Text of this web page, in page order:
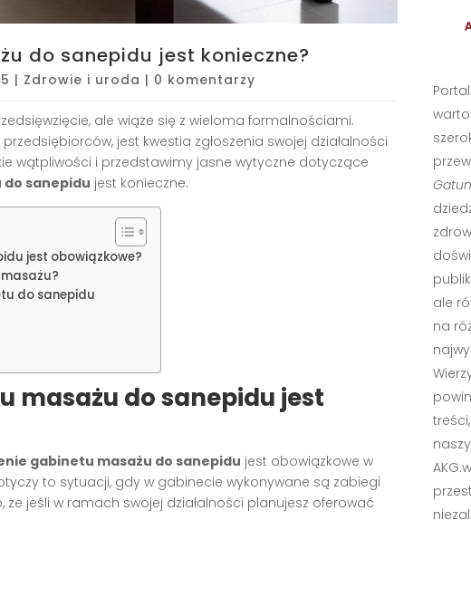
do sanepidu jest konieczne?
| Zdrowie i uroda | 0 komentarzy
ale wiąże się z wieloma formalnościami.
jest kwestia zgłoszenia swojej działalności
wątpliwości i przedstawimy jasne wytyczne dotyczące
do sanepidu jest konieczne.
jest obowiązkowe?
do sanepidu
masażu do sanepidu jest
gabinetu masażu do sanepidu jest obowiązkowe w
to sytuacji, gdy w gabinecie wykonywane są zabiegi
jeśli w ramach swojej działalności planujesz oferować
Portal
ale
na